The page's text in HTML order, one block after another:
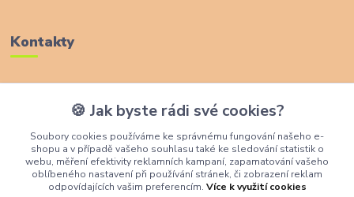
Kontakty
+420 774 291 043
info@rostouci-zidle.cz
🍪 Jak byste rádi své cookies?
Soubory cookies používáme ke správnému fungování našeho e-
shopu a v případě vašeho souhlasu také ke sledování statistik o
webu, měření efektivity reklamních kampaní, zapamatování vašeho
oblíbeného nastavení při používání stránek, či zobrazení reklam
odpovídajících vašim preferencím. Více k využití cookies